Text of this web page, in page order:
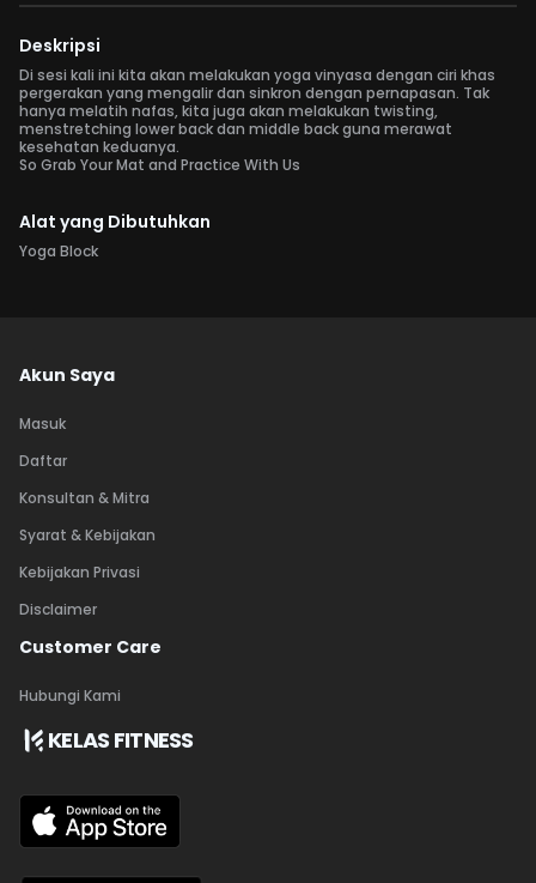
Deskripsi
Di sesi kali ini kita akan melakukan yoga vinyasa dengan ciri khas
pergerakan yang mengalir dan sinkron dengan pernapasan. Tak
hanya melatih nafas, kita juga akan melakukan twisting,
menstretching lower back dan middle back guna merawat
kesehatan keduanya.
So Grab Your Mat and Practice With Us
Alat yang Dibutuhkan
Yoga Block
Akun Saya
Masuk
Daftar
Konsultan & Mitra
Syarat & Kebijakan
Kebijakan Privasi
Disclaimer
Customer Care
Hubungi Kami
KELAS FITNESS